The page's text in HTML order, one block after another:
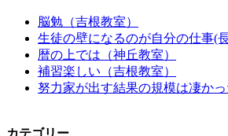
脳勉（吉根教室）
生徒の壁になるのが自分の仕事(
暦の上では（神丘教室）
補習楽しい（吉根教室）
努力家が出す結果の規模は凄か